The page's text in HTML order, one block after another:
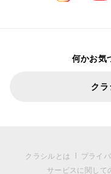
何かお気
ク
クラシルとは プライ
サービスに関して